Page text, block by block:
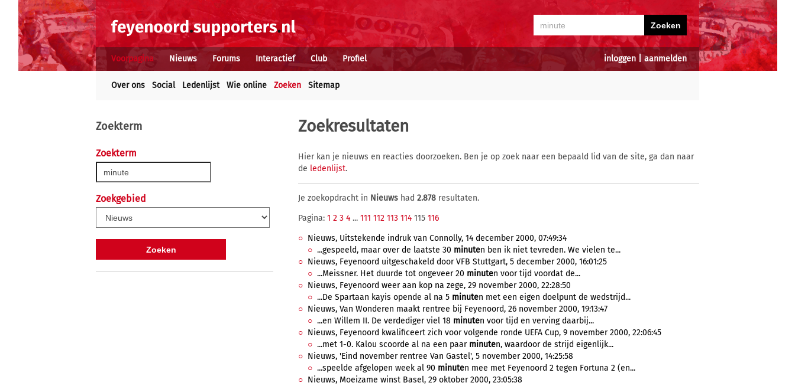
inloggen aanmelden
Voorpagina Nieuws Forums Interactief Club Profiel
Over ons Social Ledenlijst Wie online Zoeken Sitemap
Zoekterm
Zoekterm
Zoekgebied
Zoekresultaten
Hier kan je nieuws en reacties doorzoeken. Ben je op zoek naar een bepaald lid van de site, ga dan naar
de ledenlijst.
Je zoekopdracht in Nieuws had 2.878 resultaten.
Pagina: 1 2 3 4 ... 111 112 113 114 115 116
Nieuws, Uitstekende indruk van Connolly, 14 december 2000, 07:49:34
...gespeeld, maar over de laatste 30 minuten ben ik niet tevreden. We vielen te...
Nieuws, Feyenoord uitgeschakeld door VFB Stuttgart, 5 december 2000, 16:01:25
...Meissner. Het duurde tot ongeveer 20 minuten voor tijd voordat de...
Nieuws, Feyenoord weer aan kop na zege, 29 november 2000, 22:28:50
...De Spartaan kayis opende al na 5 minuten met een eigen doelpunt de wedstrijd...
Nieuws, Van Wonderen maakt rentree bij Feyenoord, 26 november 2000, 19:13:47
...en Willem II. De verdediger viel 18 minuten voor tijd en verving daarbij...
Nieuws, Feyenoord kwalificeert zich voor volgende ronde UEFA Cup, 9 november 2000, 22:06:45
...met 1-0. Kalou scoorde al na een paar minuten, waardoor de strijd eigenlijk...
Nieuws, 'Eind november rentree Van Gastel', 5 november 2000, 14:25:58
...speelde afgelopen week al 90 minuten mee met Feyenoord 2 tegen Fortuna 2 (en...
Nieuws, Moeizame winst Basel, 29 oktober 2000, 23:05:38